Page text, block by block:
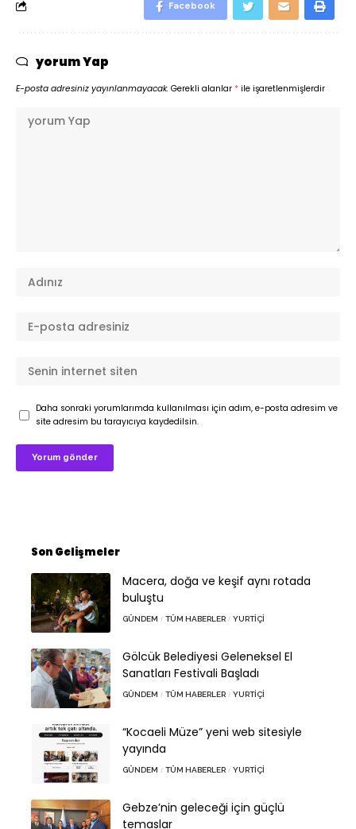
Facebook
yorum Yap
E-posta adresiniz yayınlanmayacak. Gerekli alanlar * ile işaretlenmişlerdir
Daha sonraki yorumlarımda kullanılması için adım, e-posta adresim ve
site adresim bu tarayıcıya kaydedilsin.
Son Gelişmeler
Macera, doğa ve keşif aynı rotada
buluştu
GÜNDEM TÜM HABERLER YURTIÇI
Gölcük Belediyesi Geleneksel El
Sanatları Festivali Başladı
GÜNDEM TÜM HABERLER YURTIÇI
“Kocaeli Müze” yeni web sitesiyle
yayında
GÜNDEM TÜM HABERLER YURTIÇI
Gebze’nin geleceği için güçlü
temaslar